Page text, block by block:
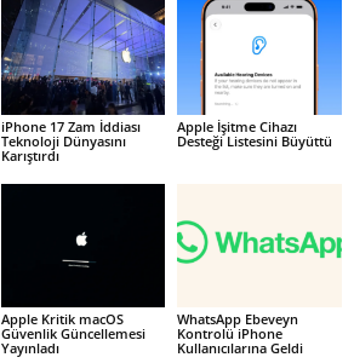
iPhone 17 Zam İddiası
Teknoloji Dünyasını
Karıştırdı
Apple İşitme Cihazı
Desteği Listesini Büyüttü
Apple Kritik macOS
Güvenlik Güncellemesi
Yayınladı
WhatsApp Ebeveyn
Kontrolü iPhone
Kullanıcılarına Geldi